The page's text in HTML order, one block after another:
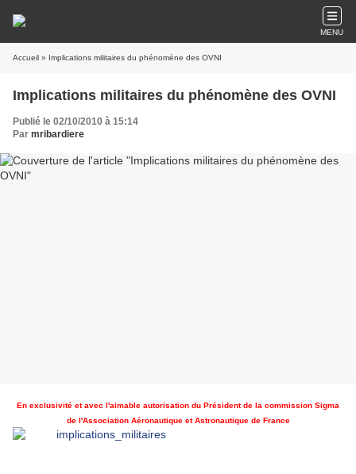
MENU
Accueil » Implications militaires du phénomène des OVNI
Implications militaires du phénomène des OVNI
Publié le 02/10/2010 à 15:14
Par mribardiere
En exclusivité et avec l'aimable autorisation du Président de la commission Sigma
de l'Association Aéronautique et Astronautique de France